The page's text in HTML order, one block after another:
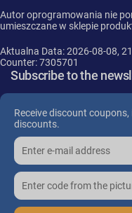
Autor oprogramowania nie
umieszczane w sklepie
Aktualna Data: 2026-08-08,
Counter: 7305701
Subscribe to the
Receive discount
discounts.